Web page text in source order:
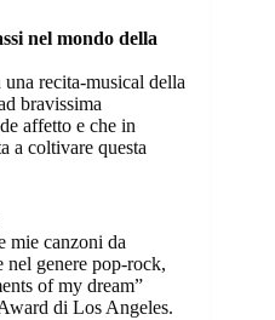
nel mondo della
recita-musical della
bravissima
affetto e che in
a coltivare questa
mie canzoni da
nel genere pop-rock,
of my dream”
di Los Angeles.